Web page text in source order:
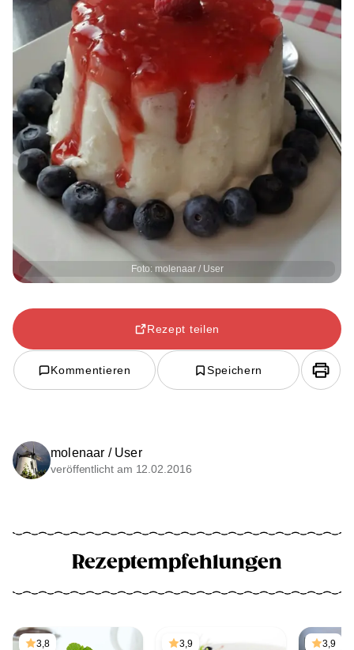
Foto: molenaar / User
Rezept teilen
Kommentieren Speichern
molenaar / User
veröffentlicht am 12.02.2016
Rezeptempfehlungen
3,8 3,9 3,9